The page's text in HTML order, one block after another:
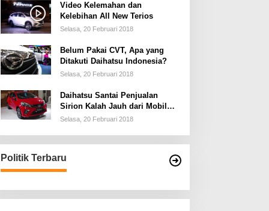
Video Kelemahan dan
Kelebihan All New Terios
Selasa, 20 Februari 2018
Belum Pakai CVT, Apa yang
Ditakuti Daihatsu Indonesia?
Selasa, 20 Februari 2018
Daihatsu Santai Penjualan
Sirion Kalah Jauh dari Mobil
LCGC
Selasa, 20 Februari 2018
Politik Terbaru